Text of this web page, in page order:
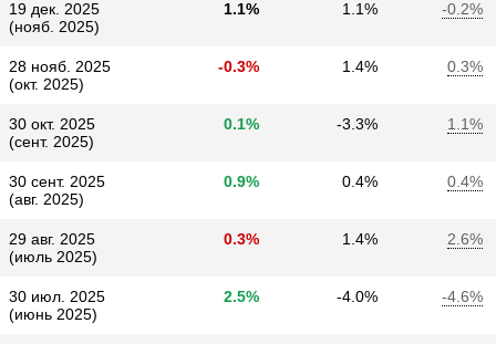
19 дек. 2025
(нояб. 2025)
1.1% 1.1% -0.2%
28 нояб. 2025
(окт. 2025)
-0.3% 1.4% 0.3%
30 окт. 2025
(сент. 2025)
0.1% -3.3% 1.1%
30 сент. 2025
(авг. 2025)
0.9% 0.4% 0.4%
29 авг. 2025
(июль 2025)
0.3% 1.4% 2.6%
30 июл. 2025
(июнь 2025)
2.5% -4.0% -4.6%